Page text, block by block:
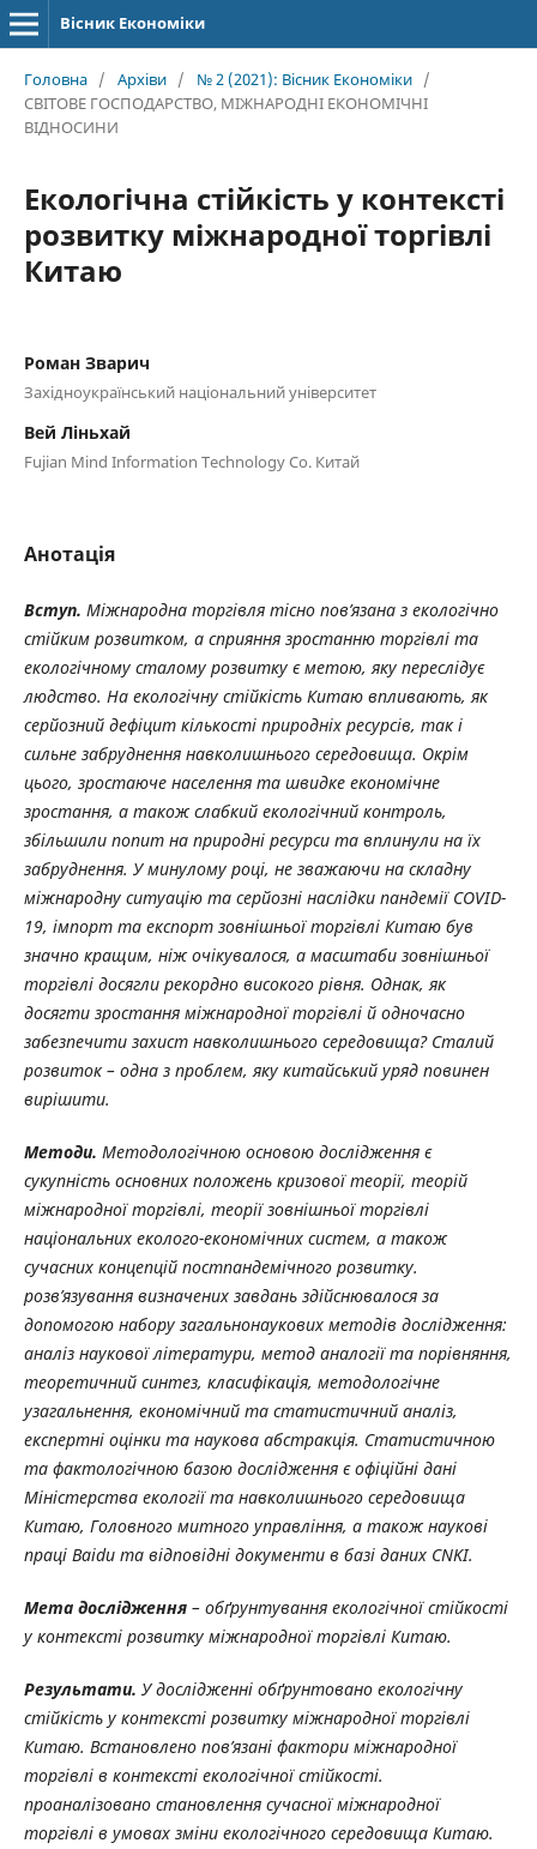
Вісник Економіки
Головна / Архіви / № 2 (2021): Вісник Економіки /
СВІТОВЕ ГОСПОДАРСТВО, МІЖНАРОДНІ ЕКОНОМІЧНІ
ВІДНОСИНИ
Екологічна стійкість у контексті
розвитку міжнародної торгівлі
Китаю
Роман Зварич
Західноукраїнський національний університет
Вей Ліньхай
Fujian Mind Information Technology Co. Китай
Анотація
Вступ. Міжнародна торгівля тісно пов’язана з екологічно
стійким розвитком, а сприяння зростанню торгівлі та
екологічному сталому розвитку є метою, яку переслідує
людство. На екологічну стійкість Китаю впливають, як
серйозний дефіцит кількості природніх ресурсів, так і
сильне забруднення навколишнього середовища. Окрім
цього, зростаюче населення та швидке економічне
зростання, а також слабкий екологічний контроль,
збільшили попит на природні ресурси та вплинули на їх
забруднення. У минулому році, не зважаючи на складну
міжнародну ситуацію та серйозні наслідки пандемії COVID-
19, імпорт та експорт зовнішньої торгівлі Китаю був
значно кращим, ніж очікувалося, а масштаби зовнішньої
торгівлі досягли рекордно високого рівня. Однак, як
досягти зростання міжнародної торгівлі й одночасно
забезпечити захист навколишнього середовища? Сталий
розвиток – одна з проблем, яку китайський уряд повинен
вирішити.
Методи. Методологічною основою дослідження є
сукупність основних положень кризової теорії, теорій
міжнародної торгівлі, теорії зовнішньої торгівлі
національних еколого-економічних систем, а також
сучасних концепцій постпандемічного розвитку.
розв’язування визначених завдань здійснювалося за
допомогою набору загальнонаукових методів дослідження:
аналіз наукової літератури, метод аналогії та порівняння,
теоретичний синтез, класифікація, методологічне
узагальнення, економічний та статистичний аналіз,
експертні оцінки та наукова абстракція. Статистичною
та фактологічною базою дослідження є офіційні дані
Міністерства екології та навколишнього середовища
Китаю, Головного митного управління, а також наукові
праці Baidu та відповідні документи в базі даних CNKI.
Мета дослідження – обґрунтування екологічної стійкості
у контексті розвитку міжнародної торгівлі Китаю.
Результати. У дослідженні обґрунтовано екологічну
стійкість у контексті розвитку міжнародної торгівлі
Китаю. Встановлено пов’язані фактори міжнародної
торгівлі в контексті екологічної стійкості.
проаналізовано становлення сучасної міжнародної
торгівлі в умовах зміни екологічного середовища Китаю.